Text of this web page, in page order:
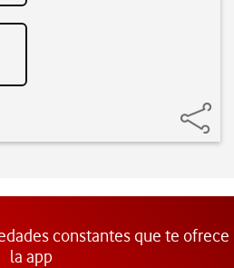
constantes que te ofrece
la app